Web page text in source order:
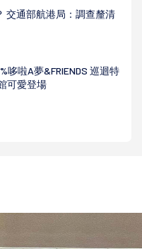
交通部航港局：調查釐清
哆啦A夢&FRIENDS 巡迴特
可愛登場